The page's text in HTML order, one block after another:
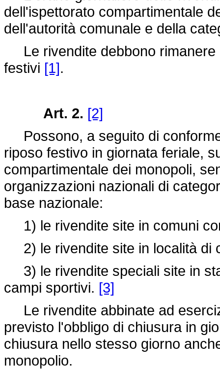
dell'ispettorato compartimentale
dell'autorità comunale e della
Le rivendite debbono rimanere
festivi [1].
Art. 2. [2]
Possono, a seguito di
riposo festivo in giornata feriale,
compartimentale dei monopoli,
organizzazioni nazionali di
base nazionale:
1) le rivendite site in comuni
2) le rivendite site in località di
3) le rivendite speciali site in
campi sportivi. [3]
Le rivendite abbinate ad
previsto l'obbligo di chiusura in
chiusura nello stesso giorno
monopolio.